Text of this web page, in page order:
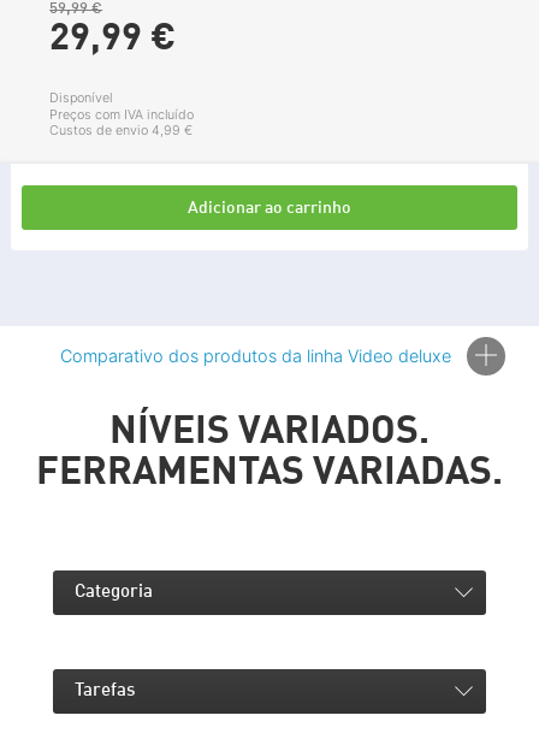
59,99 €
29,99 €
Disponível
Preços com IVA incluído
Custos de envio 4,99 €
Adicionar ao carrinho
Comparativo dos produtos da linha Video deluxe
COMPARAÇÃO DE VERSÕES
EDIÇÃO DE VÍDEOS
NÍVEIS VARIADOS.
FERRAMENTAS VARIADAS.
Categoria
Tarefas